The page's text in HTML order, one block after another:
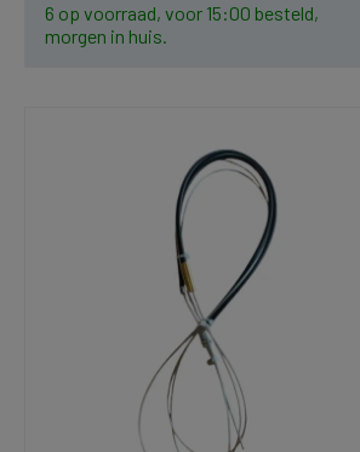
6 op voorraad, voor 15:00 besteld,
morgen in huis.